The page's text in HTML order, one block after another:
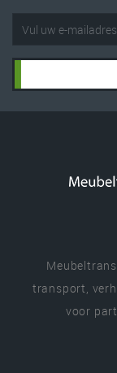
transport,
voor